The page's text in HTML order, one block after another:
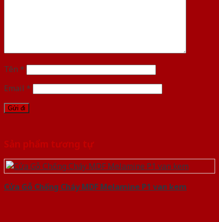
Tên *
Email *
Sản phẩm tương tự
Cửa Gỗ Chống Cháy MDF Melamine P1 van kem